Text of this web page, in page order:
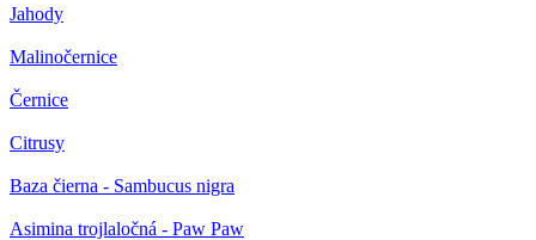
Jahody
Malinočernice
Černice
Citrusy
Baza čierna - Sambucus nigra
Asimina trojlaločná - Paw Paw